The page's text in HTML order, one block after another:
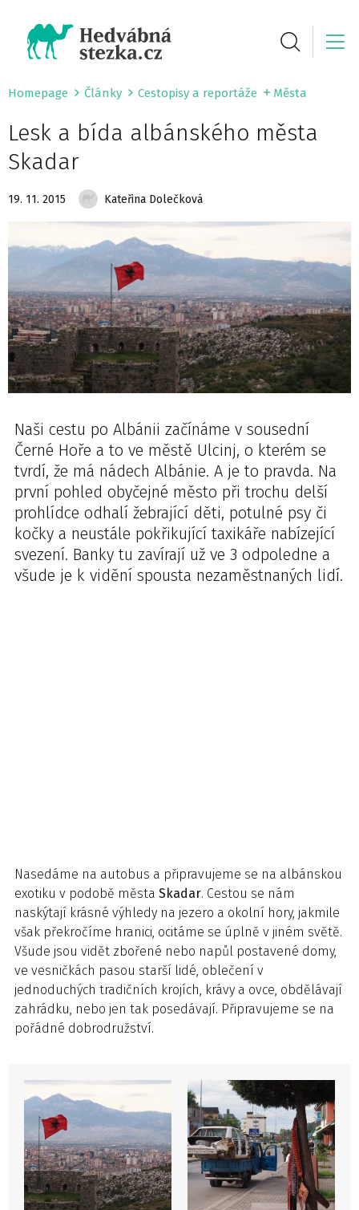
Homepage Články Cestopisy a reportáže Města
Lesk a bída albánského města
Skadar
19. 11. 2015 Kateřina Dolečková
Naši cestu po Albánii začínáme v sousední
Černé Hoře a to ve městě Ulcinj, o kterém se
tvrdí, že má nádech Albánie. A je to pravda. Na
první pohled obyčejné město při trochu delší
prohlídce odhalí žebrající děti, potulné psy či
kočky a neustále pokřikující taxikáře nabízející
svezení. Banky tu zavírají už ve 3 odpoledne a
všude je k vidění spousta nezaměstnaných lidí.
Nasedáme na autobus a připravujeme se na albánskou
exotiku v podobě města Skadar. Cestou se nám
naskýtají krásné výhledy na jezero a okolní hory, jakmile
však překročíme hranici, ocitáme se úplně v jiném světě.
Všude jsou vidět zbořené nebo napůl postavené domy,
ve vesničkách pasou starší lidé, oblečení v
jednoduchých tradičních krojích, krávy a ovce, obdělávají
zahrádku, nebo jen tak posedávají. Připravujeme se na
pořádné dobrodružství.